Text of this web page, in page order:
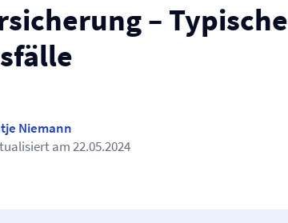
– Typische
Niemann
am22.05.2024